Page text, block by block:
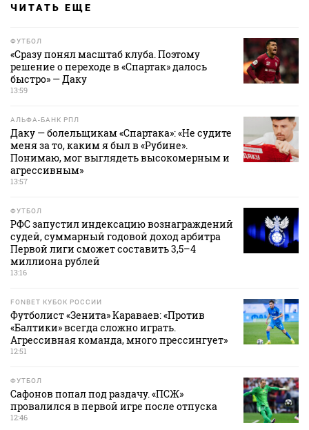
ЧИТАТЬ ЕЩЕ
ФУТБОЛ
«Сразу понял масштаб клуба. Поэтому
решение о переходе в «Спартак» далось
быстро» — Даку
13:59
АЛЬФА-БАНК РПЛ
Даку — болельщикам «Спартака»: «Не судите
меня за то, каким я был в «Рубине».
Понимаю, мог выглядеть высокомерным и
агрессивным»
13:57
ФУТБОЛ
РФС запустил индексацию вознаграждений
судей, суммарный годовой доход арбитра
Первой лиги сможет составить 3,5–4
миллиона рублей
13:16
FONBET КУБОК РОССИИ
Футболист «Зенита» Караваев: «Против
«Балтики» всегда сложно играть.
Агрессивная команда, много прессингует»
12:51
ФУТБОЛ
Сафонов попал под раздачу. «ПСЖ»
провалился в первой игре после отпуска
12:46